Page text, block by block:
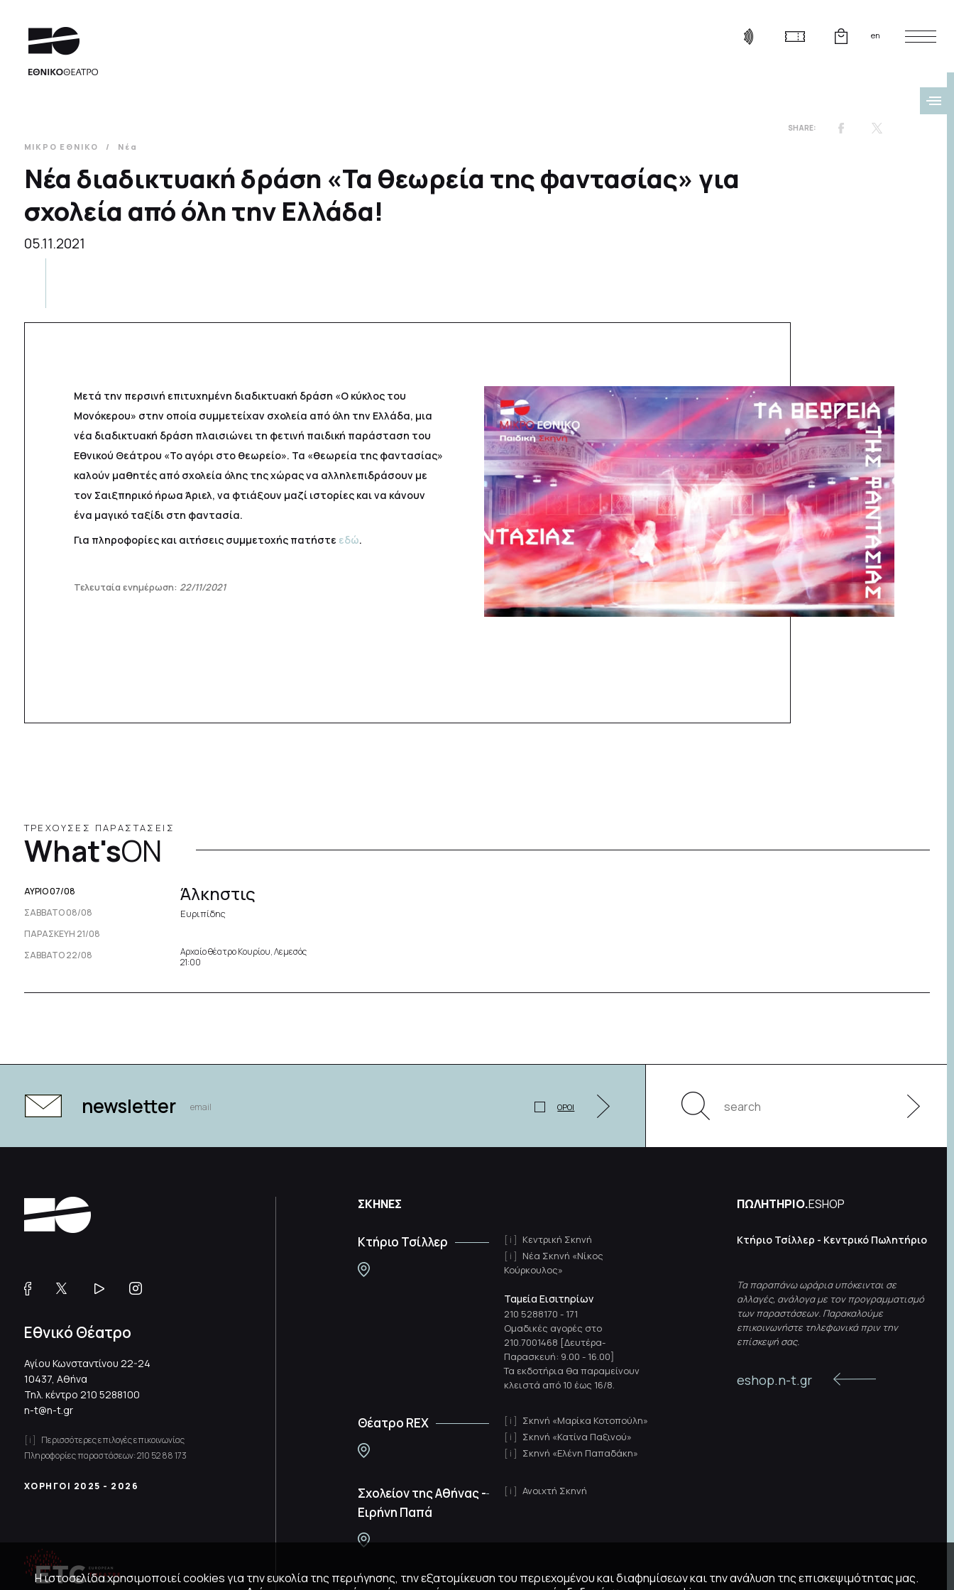
en
ΜΙΚΡΟ ΕΘΝΙΚΟ Νέα
Νέα διαδικτυακή δράση «Τα θεωρεία της φαντασίας» για
σχολεία από όλη την Ελλάδα!
05.11.2021
Μετά την περσινή επιτυχημένη διαδικτυακή δράση «Ο κύκλος του
Μονόκερου» στην οποία συμμετείχαν σχολεία από όλη την Ελλάδα, μια
νέα διαδικτυακή δράση πλαισιώνει τη φετινή παιδική παράσταση του
Εθνικού Θεάτρου «Το αγόρι στο θεωρείο». Τα «θεωρεία της φαντασίας»
καλούν μαθητές από σχολεία όλης της χώρας να αλληλεπιδράσουν με
τον Σαιξπηρικό ήρωα Άριελ, να φτιάξουν μαζί ιστορίες και να κάνουν
ένα μαγικό ταξίδι στη φαντασία.
Για πληροφορίες και αιτήσεις συμμετοχής πατήστε εδώ.
Τελευταία ενημέρωση: 22/11/2021
ΤΡΕΧΟΥΣΕΣ ΠΑΡΑΣΤΑΣΕΙΣ
What'sON
ΑΥΡΙΟ 07/08
ΣΆΒΒΑΤΟ 08/08
ΠΑΡΑΣΚΕΥΉ 21/08
ΣΆΒΒΑΤΟ 22/08
Άλκηστις
Ευριπίδης
Αρχαίο θέατρο Κουρίου, Λεμεσός
21:00
newsletter ΟΡΟΙ
ΣΚΗΝΕΣ
Κτήριο Τσίλλερ
Κεντρική Σκηνή
Νέα Σκηνή «Νίκος
Κούρκουλος»
Ταμεία Εισιτηρίων
210 5288170 - 171
Ομαδικές αγορές στο
210.7001468 [Δευτέρα-
Παρασκευή: 9.00 - 16.00]
Τα εκδοτήρια θα παραμείνουν
κλειστά από 10 έως 16/8.
Θέατρο REX
Σκηνή «Μαρίκα Κοτοπούλη»
Σκηνή «Κατίνα Παξινού»
Σκηνή «Ελένη Παπαδάκη»
Σχολείον της Αθήνας -
Ειρήνη Παπά
Ανοιχτή Σκηνή
ΠΩΛΗΤΗΡΙΟ.ESHOP
Κτήριο Τσίλλερ - Κεντρικό Πωλητήριο
Τα παραπάνω ωράρια υπόκεινται σε
αλλαγές, ανάλογα με τον προγραμματισμό
των παραστάσεων. Παρακαλούμε
επικοινωνήστε τηλεφωνικά πριν την
επίσκεψή σας.
eshop.n-t.gr
Εθνικό Θέατρο
Αγίου Κωνσταντίνου 22-24
10437, Αθήνα
Τηλ. κέντρο 210 5288100
n-t@n-t.gr
Περισσότερες επιλογές επικοινωνίας
Πληροφορίες παραστάσεων:210 52 88 173
ΧΟΡΗΓΟΙ 2025 - 2026
Η ιστοσελίδα χρησιμοποιεί cookies για την ευκολία της περιήγησης, την εξατομίκευση του περιεχομένου και διαφημίσεων και την ανάλυση της επισκεψιμότητας μας.